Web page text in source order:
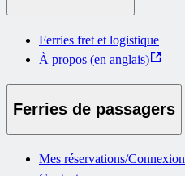
Ferries fret et logistique
À propos (en anglais)
Ferries de passagers
Mes réservations/Connexion